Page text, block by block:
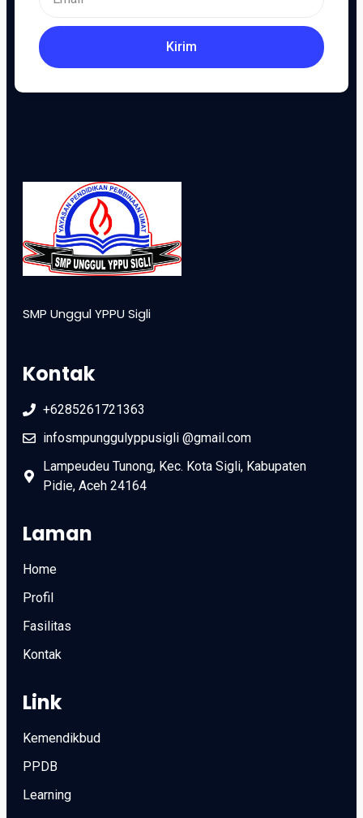
Kirim
SMP Unggul YPPU Sigli
Kontak
+6285261721363
infosmpunggulyppusigli @gmail.com
Lampeudeu Tunong, Kec. Kota Sigli, Kabupaten
Pidie, Aceh 24164
Laman
Home
Profil
Fasilitas
Kontak
Link
Kemendikbud
PPDB
Learning